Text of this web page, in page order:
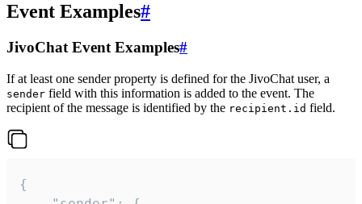
Event Examples#
JivoChat Event Examples#
If at least one sender property is defined for the JivoChat user, a
sender field with this information is added to the event. The
recipient of the message is identified by the recipient.id field.
{